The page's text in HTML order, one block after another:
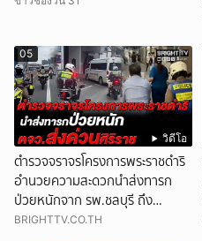
วิดีโอ
05
ตำรวจจราจรโครงการพระราชดำริ
อำนวยความสะดวกนำส่งทารก
ป่วยหนักจาก รพ.ชลบุรี ถึง
รพ.ศิริราช
BRIGHTTV.CO.TH